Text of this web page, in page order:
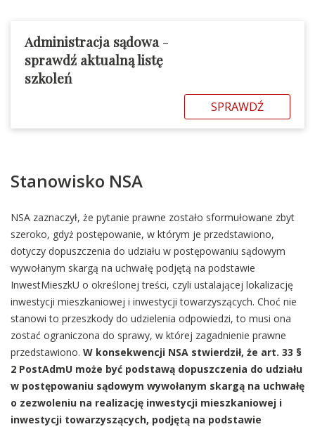
Administracja sądowa-
sprawdź aktualną listę
szkoleń
SPRAWDŹ
Stanowisko NSA
NSA zaznaczył, że pytanie prawne zostało sformułowane zbyt
szeroko, gdyż postępowanie, w którym je przedstawiono,
dotyczy dopuszczenia do udziału w postępowaniu sądowym
wywołanym skargą na uchwałę podjętą na podstawie
InwestMieszkU o określonej treści, czyli ustalającej lokalizację
inwestycji mieszkaniowej i inwestycji towarzyszących. Choć nie
stanowi to przeszkody do udzielenia odpowiedzi, to musi ona
zostać ograniczona do sprawy, w której zagadnienie prawne
przedstawiono. W konsekwencji NSA stwierdził, że art. 33 §
2 PostAdmU może być podstawą dopuszczenia do udziału
w postępowaniu sądowym wywołanym skargą na uchwałę
o zezwoleniu na realizację inwestycji mieszkaniowej i
inwestycji towarzyszących, podjętą na podstawie